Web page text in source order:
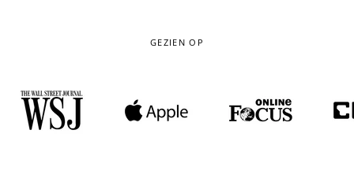
GEZIEN OP